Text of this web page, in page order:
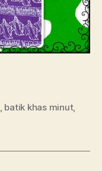
, batik khas minut,